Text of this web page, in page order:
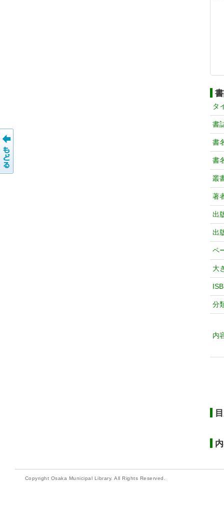
タ
書
書
書
叢
著
出
出
ペ
大
分
内
Copyright Osaka Municipal Library. All Rights Reserved.